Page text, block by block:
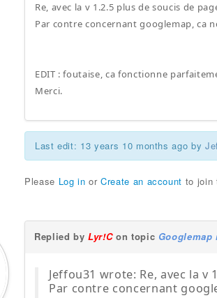
Re, avec la v 1.2.5 plus de soucis de
Par contre concernant googlemap, ca
EDIT : foutaise, ca fonctionne
Merci.
Last edit: 13 years 10 months ago by
Please Log in orCreate an account to join
Replied byLyr!Con topic Googlemap
Jeffou31 wrote: Re, avec la v
Par contre concernant